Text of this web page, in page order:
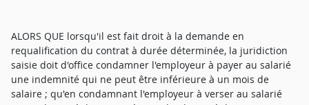
ALORS QUE lorsqu'il est fait droit à la demande en
requalification du contrat à durée déterminée, la juridiction
saisie doit d'office condamner l'employeur à payer au salarié
une indemnité qui ne peut être inférieure à un mois de
salaire ; qu'en condamnant l'employeur à verser au salarié